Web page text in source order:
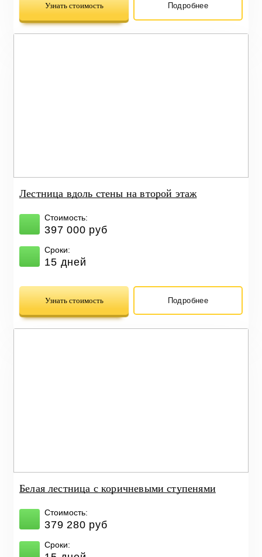
Узнать стоимость Подробнее
Лестница вдоль стены на второй этаж
Стоимость:
397 000 руб
Сроки:
15 дней
Узнать стоимость Подробнее
Белая лестница с коричневыми ступенями
Стоимость:
379 280 руб
Сроки: